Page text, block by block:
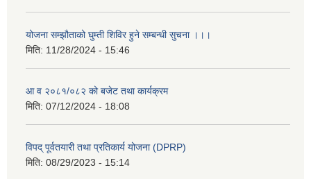
योजना सम्झौताको घुम्ती शिविर हुने सम्बन्धी सुचना ।।।
मिति: 11/28/2024 - 15:46
आ व २०८१/०८२ को बजेट तथा कार्यक्रम
मिति: 07/12/2024 - 18:08
विपद् पूर्वतयारी तथा प्रतिकार्य योजना (DPRP)
मिति: 08/29/2023 - 15:14